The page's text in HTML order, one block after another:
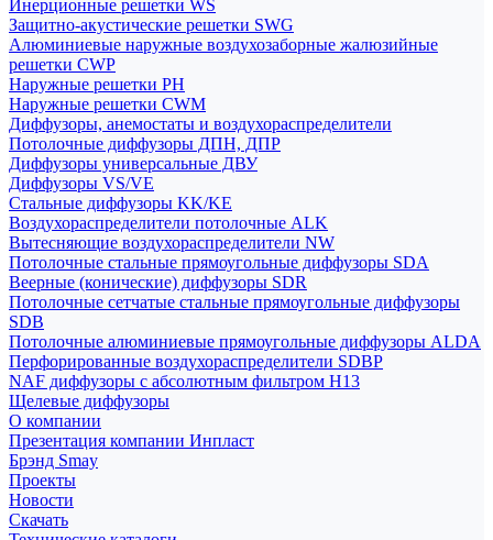
Инерционные решетки WS
Защитно-акустические решетки SWG
Алюминиевые наружные воздухозаборные жалюзийные
решетки CWP
Наружные решетки РН
Наружные решетки CWM
Диффузоры, анемостаты и воздухораспределители
Потолочные диффузоры ДПН, ДПР
Диффузоры универсальные ДВУ
Диффузоры VS/VE
Стальные диффузоры KK/KE
Воздухораспределители потолочные ALK
Вытесняющие воздухораспределители NW
Потолочные стальные прямоугольные диффузоры SDA
Веерные (конические) диффузоры SDR
Потолочные сетчатые стальные прямоугольные диффузоры
SDB
Потолочные алюминиевые прямоугольные диффузоры ALDA
Перфорированные воздухораспределители SDBP
NAF диффузоры с абсолютным фильтром Н13
Щелевые диффузоры
О компании
Презентация компании Инпласт
Брэнд Smay
Проекты
Новости
Скачать